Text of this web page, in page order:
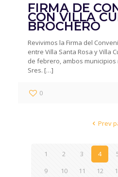
FIRMA DE
CON VILLA
BROCHERO
Revivimos la Firma del
entre Villa Santa Rosa y Villa
de febrero, ambos
Sres. […]
0
Prev
1 2 3 4
9
10 11 12